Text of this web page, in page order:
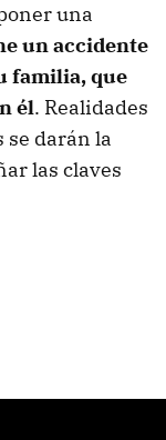
una
un accidente
familia, que
él. Realidades
se darán la
las claves